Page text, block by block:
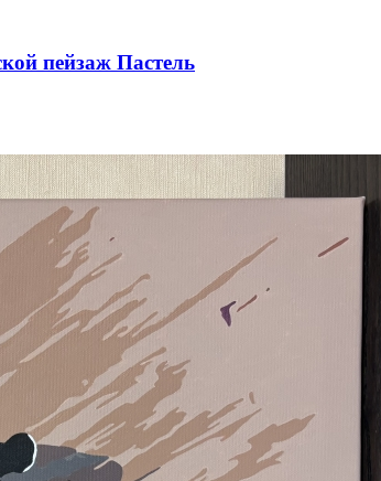
пейзаж Пастель